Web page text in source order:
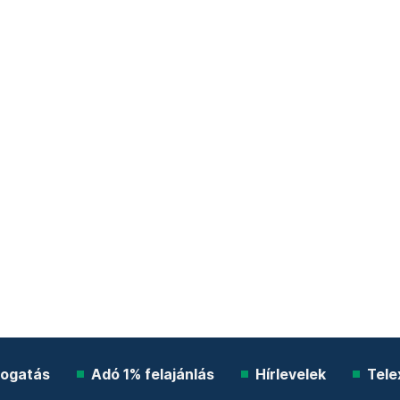
Adó 1% felajánlás Hírlevelek